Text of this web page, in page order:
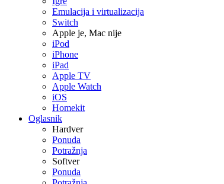
Emulacija i virtualizacija
Switch
Apple je, Mac nije
iPod
iPhone
iPad
Apple TV
Apple Watch
iOS
Homekit
Oglasnik
Hardver
Ponuda
Potražnja
Softver
Ponuda